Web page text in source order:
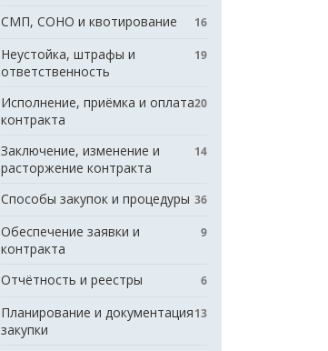
СМП, СОНО и квотирование 16
Неустойка, штрафы и
ответственность
19
Исполнение, приёмка и оплата
контракта
20
Заключение, изменение и
расторжение контракта
14
Способы закупок и процедуры 36
Обеспечение заявки и
контракта
9
Отчётность и реестры 6
Планирование и документация
закупки
13